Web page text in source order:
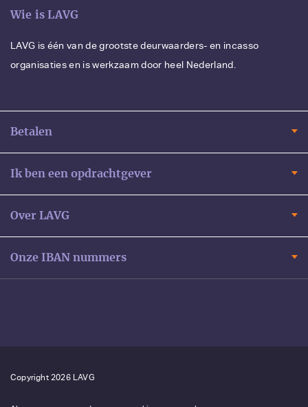
Wie is LAVG
LAVG is één van de grootste deurwaarders- en incasso
organisaties en is werkzaam door heel Nederland.
Betalen
Ik ben een opdrachtgever
Over LAVG
Onze IBAN nummers
Copyright 2026 LAVG